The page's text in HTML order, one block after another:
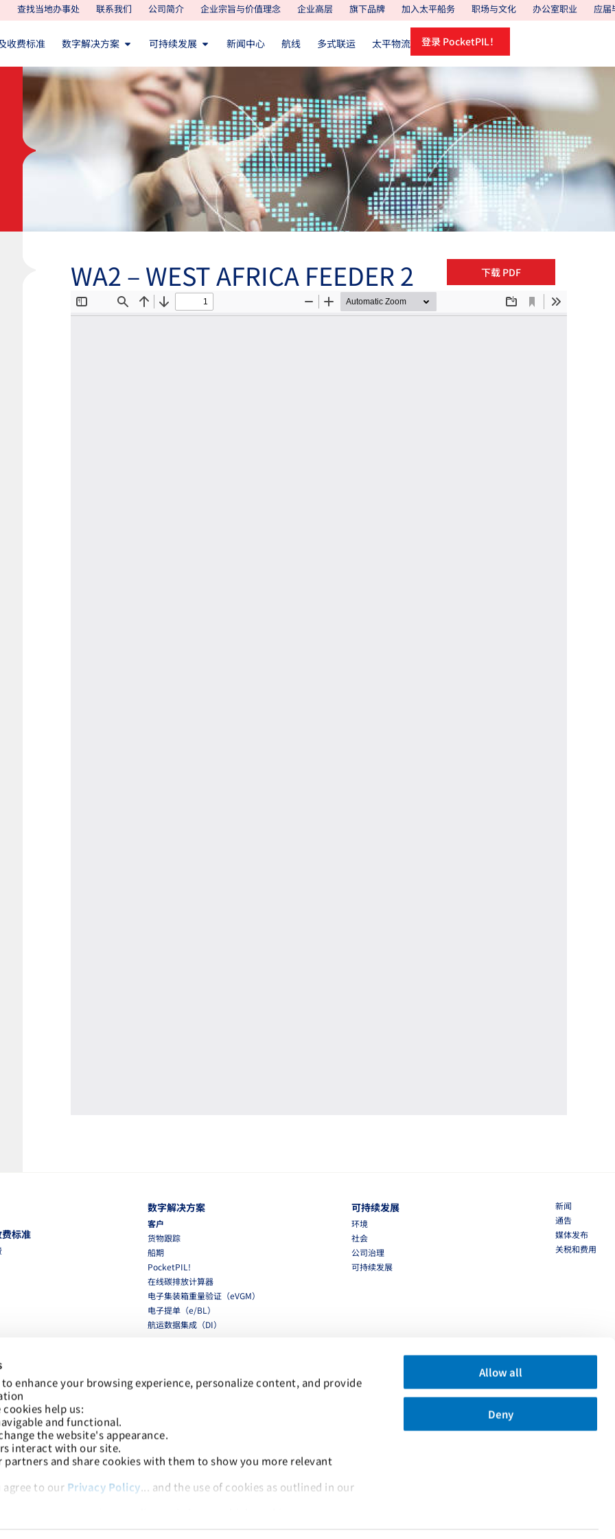
enhance your browsing experience, personalize content, and provide
help us:
and functional.
the website's appearance.
interact with our site.
and share cookies with them to show you more relevant
agree to our Privacy Policy
Allow all
Deny
查找当地办事处 联系我们 公司简介 企业宗旨与价值理念 企业高层 旗下品牌 加入太平船务 职场与文化 办公室职业 应届
收费标准 数字解决方案 可持续发展 新闻中心 航线 多式联运 太平物流 登录 PocketPIL！
WA2 – WEST AFRICA FEEDER 2 下载 PDF
标准
数字解决方案
客户
货物跟踪
船期
PocketPIL!
在线碳排放计算器
电子集装箱重量验证（eVGM）
电子提单（e/BL）
航运数据集成（DI）
集装箱动态电子平台（eSPP）
网络安全
可持续发展
环境
社会
公司治理
可持续发展
新闻
通告
媒体发布
关税和费用